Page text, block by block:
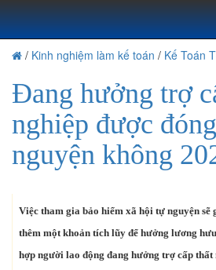
/ Kinh nghiệm làm kế toán / Kế Toán
Đang hưởng trợ
nghiệp được
nguyện không
Việc tham gia bảo hiểm xã hội tự nguyện sẽ
thêm một khoản tích lũy để hưởng lương
hợp người lao động đang hưởng trợ cấp thất